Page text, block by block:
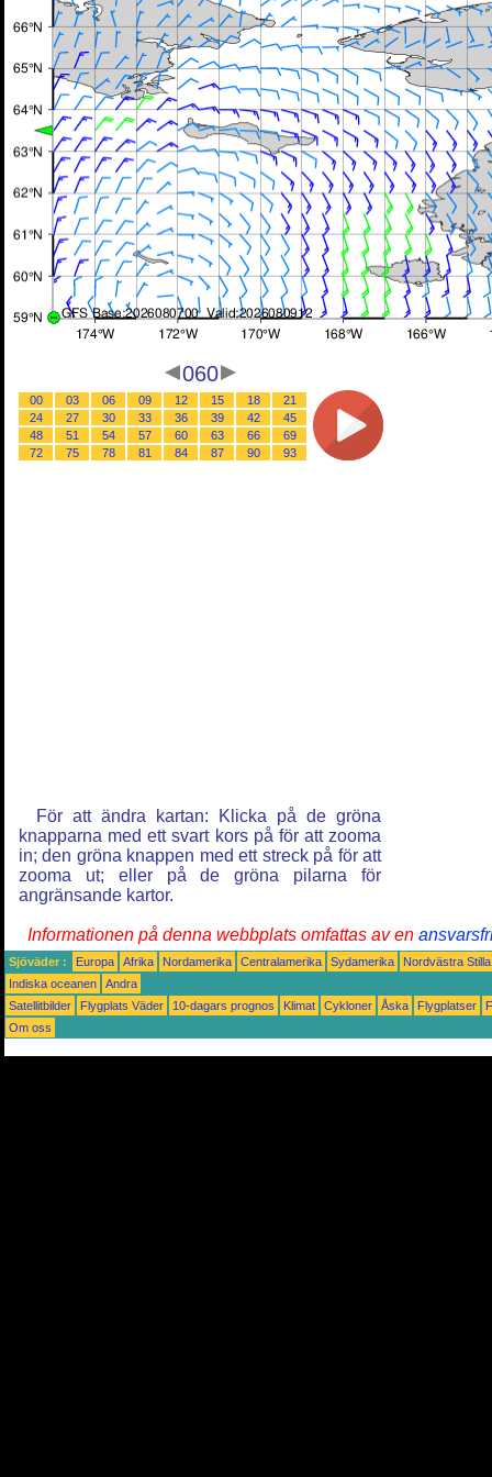
060
00 03 06 09 12 15 18
21
24
27 30 33 36 39 42
45
48
51 54 57 60 63 66
69
72
75 78 81 84 87 90 93
För att ändra kartan: Klicka på de gröna
knapparna med ett svart kors på för att zooma
in; den gröna knappen med ett streck på för att
zooma ut; eller på de gröna pilarna för
angränsande kartor.
Informationen på denna webbplats omfattas av en
Sjöväder : Europa Afrika Nordamerika Centralamerika Sydamerika
Nordvästra
Indiska oceanen
Andra
Satellitbilder
Flygplats Väder 10-dagars prognos Klimat Cykloner Åska Flygplatser
Om oss